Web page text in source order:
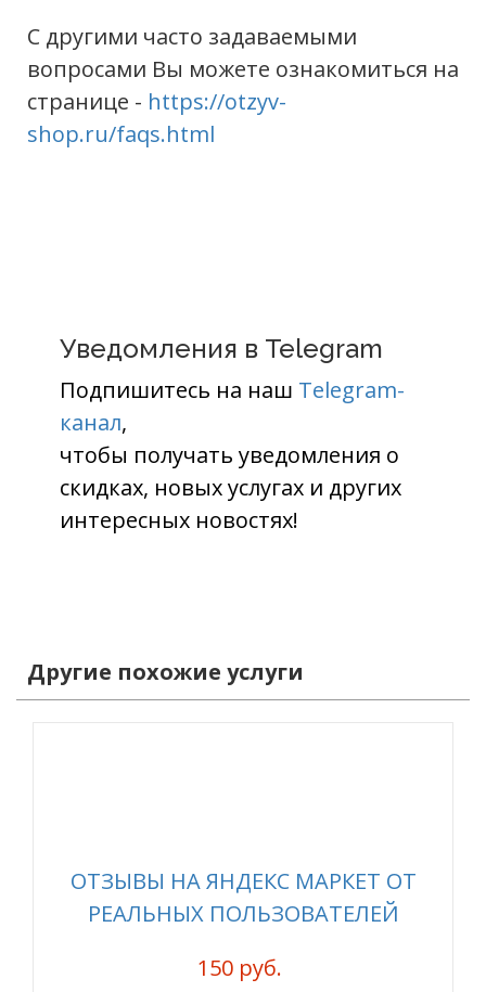
С другими часто задаваемыми
вопросами Вы можете ознакомиться на
странице - https://otzyv-
shop.ru/faqs.html
Уведомления в Telegram
Подпишитесь на наш Telegram-
канал,
чтобы получать уведомления о
скидках, новых услугах и других
интересных новостях!
Другие похожие услуги
ОТЗЫВЫ НА ЯНДЕКС МАРКЕТ ОТ
РЕАЛЬНЫХ ПОЛЬЗОВАТЕЛЕЙ
150 руб.